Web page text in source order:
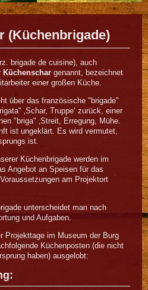
(Küchenbrigade)
brigade de cuisine), auch
Küchenschar genannt, bezeichnet
einer großen Küche.
über das französische "brigade"
‚Schar, Truppe‘ zurück, einer
"briga" ‚Streit, Erregung, Mühe.
ist ungeklärt. Es wird vermutet,
ist.
Küchenbrigade werden im
Angebot an Speisen für das
am Projektort
unterscheidet man nach
und Aufgaben.
Projekttage im Museum der Burg
Küchenposten (die nicht
haben) ausgelobt: